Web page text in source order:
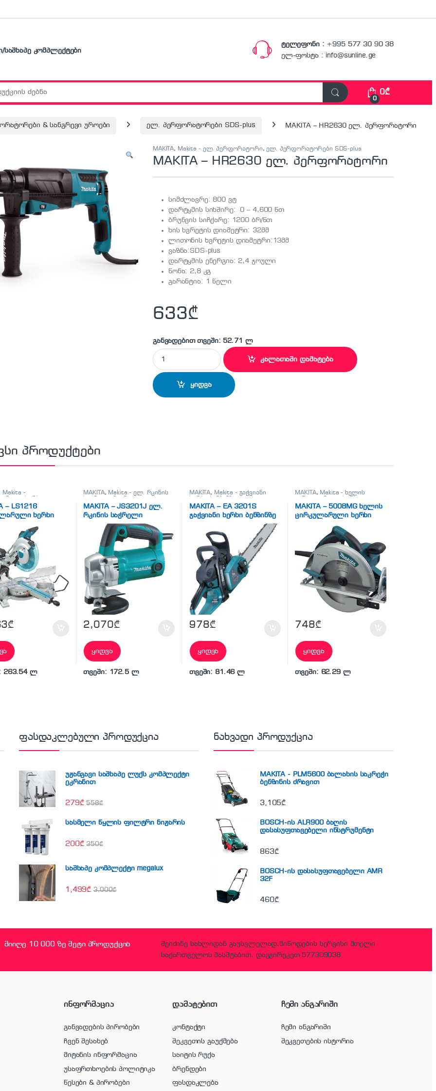
საშხაპე კომპლექტები
ტელეფონი : +995 577 30 90 38
ელ-ფოსტა : info@sunline.ge
0
0₾
& სანგრევი უროები ელ. პერფორატორები SDS-plus MAKITA – HR2630 ელ. პერფორატორი
MAKITA, Makita - ელ. პერფორატორი,ელ. პერფორატორები SDS-plus
MAKITA – HR2630 ელ. პერფორატორი
სიმძლავრე: 800 ვტ
დარტყმის სიხშირე: 0 – 4,600 წთ
ბრუნვის სიჩქარე: 1200 ბრ/წთ
ხის ხვრეტის დიამეტრი: 32მმ
ლითონის ხვრეტის დიამეტრი:13მმ
ვაზნა:SDS-plus
დარტყმის ენერგია: 2,4 ჯოული
წონა: 2,8 კგ
გარანტია: 1 წელი
633₾
განვადებით თვეში: 52.71 ლ
MAKITA - HR2630 ელ. პერფორატორი quantity
კალათაში დამატება
ყიდვა
პროდუქტები
Makita -
ხერხი
– LS1216
ხერხი
₾
263.54 ლ
MAKITA, Makita - ელ. რკინის
მეტალის საჭრელი
მაკრატლები
MAKITA – JS3201J ელ.
რკინის საჭრელი
მაკრატელი
2,070₾
ყიდვა
თვეში: 172.5 ლ
MAKITA, Makita - ჯაჭვიანი
დრუჟბები
MAKITA – EA 3201S
ჯაჭვიანი ხერხი ბენზინზე
978₾
ყიდვა
თვეში: 81.46 ლ
MAKITA, Makita - ხელის
სხვადასხვა
MAKITA – 5008MG ხელის
ცირკულარული ხერხი
748₾
ყიდვა
თვეში: 62.29 ლ
ფასდაკლებული პროდუქცია
უჟანგავი საშხაპე ლუქს კომპლექტი
ეკრანით
279₾ 558₾
სასმელი წყლის ფილტრი ნიჟარის
200₾ 350₾
საშხაპე კომპლექტი megalux
1,499₾ 3,000₾
ნახვადი პროდუქცია
MAKITA - PLM5600 ბალახის საკრეჭი
ბენზინის ძრავით
3,105₾
BOSCH-ის ALR900 ბაღის
დასასუფთავებელი ინსტრუმენტი
863₾
BOSCH-ის დასასუფთავებელი AMR
32F
460₾
მიიღე 10 000 ზე მეტი პროდუქცია
შეიძინე სახლიდან გაუსვლელად,მიწოდების სერვისი მთელი
საქართველოს მასშტაბით, დაგვირეკეთ 577309038
ინფორმაცია
განვადების პირობები
ჩვენ შესახებ
მიტანის ინფორმაცია
უსაფრთხოების პოლიტიკა
წესები & პირობები
დამატებით
კონტაქტი
შეკვეთის გაუქმება
საიტის რუქა
ბრენდები
ფასდაკლება
ჩემი ანგარიში
ჩემი ანგარიში
შეკვეთების ისტორია